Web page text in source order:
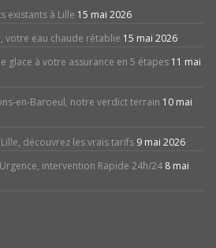
existants à Lille 15 mai 2026
votre eau chaude rétablie 15 mai 2026
glace à votre assurance en 5 étapes 11 mai
en-Baroeul, notre verdict terrain 10 mai
découvrez les vrais tarifs 9 mai 2026
intervention Rapide 24h/24 8 mai